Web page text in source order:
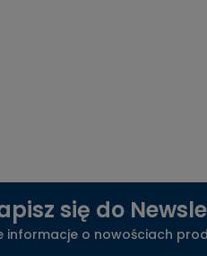
się do
informacje o nowościach